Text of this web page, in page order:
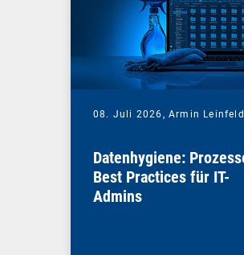
08. Juli 2026, Armin
Datenhygiene:
Best Practices für IT-
Admins